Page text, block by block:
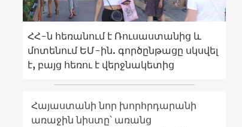
ՀՀ-ն հեռանում է Ռուսաստանից և
մոտենում ԵՄ-ին. գործընթացը սկսվել
է, բայց հեռու է վերջնակետից
Հայաստանի նոր խորհրդարանի
առաջին նիստը՝ առանց